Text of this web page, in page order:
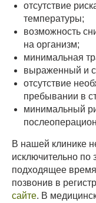
отсутствие
температуры;
возможность
на организм;
минимальная
выраженный и
отсутствие
пребывании в
минимальный
В нашей клинике
исключительно по
подходящее
позвонив в
сайте. В